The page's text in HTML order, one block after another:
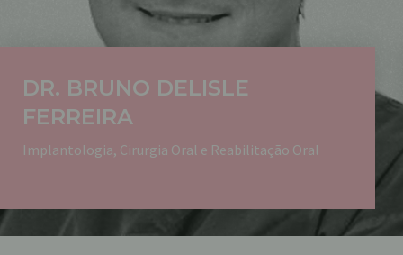
DR. BRUNO DELISLE
FERREIRA
Implantologia, Cirurgia Oral e Reabilitação Oral